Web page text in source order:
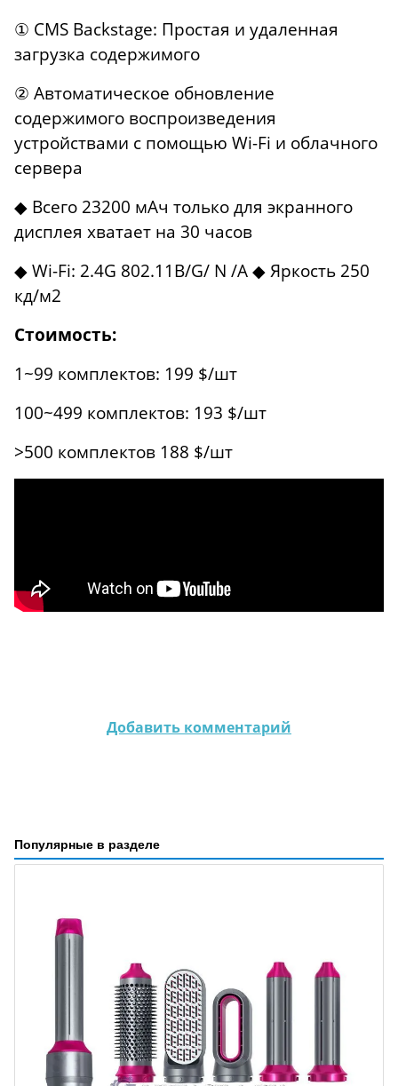
① CMS Backstage: Простая и удаленная
загрузка содержимого
② Автоматическое обновление
содержимого воспроизведения
устройствами с помощью Wi-Fi и облачного
сервера
◆ Всего 23200 мАч только для экранного
дисплея хватает на 30 часов
◆ Wi-Fi: 2.4G 802.11B/G/ N /A ◆ Яркость 250
кд/м2
Стоимость:
1~99 комплектов: 199 $/шт
100~499 комплектов: 193 $/шт
>500 комплектов 188 $/шт
Добавить комментарий
Популярные в разделе